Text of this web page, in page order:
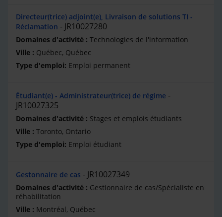
Directeur(trice) adjoint(e), Livraison de solutions TI -
Réclamation
JR10027280
Technologies de l'information
Québec, Québec
Emploi permanent
Étudiant(e) - Administrateur(trice) de régime
JR10027325
Stages et emplois étudiants
Toronto, Ontario
Emploi étudiant
Gestonnaire de cas JR10027349
Gestionnaire de cas/Spécialiste en
réhabilitation
Montréal, Québec